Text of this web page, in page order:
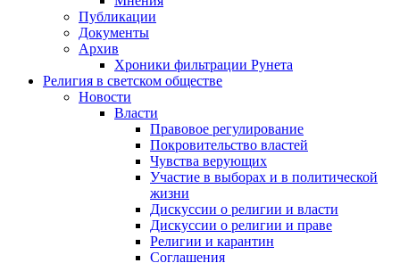
Публикации
Документы
Архив
Хроники фильтрации Рунета
Религия в светском обществе
Новости
Власти
Правовое регулирование
Покровительство властей
Чувства верующих
Участие в выборах и в политической
жизни
Дискуссии о религии и власти
Дискуссии о религии и праве
Религии и карантин
Соглашения